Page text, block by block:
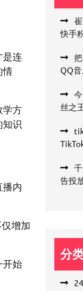
是连
情
学方
知识
播内
增加
开始
快手
QQ
丝之
告投
分